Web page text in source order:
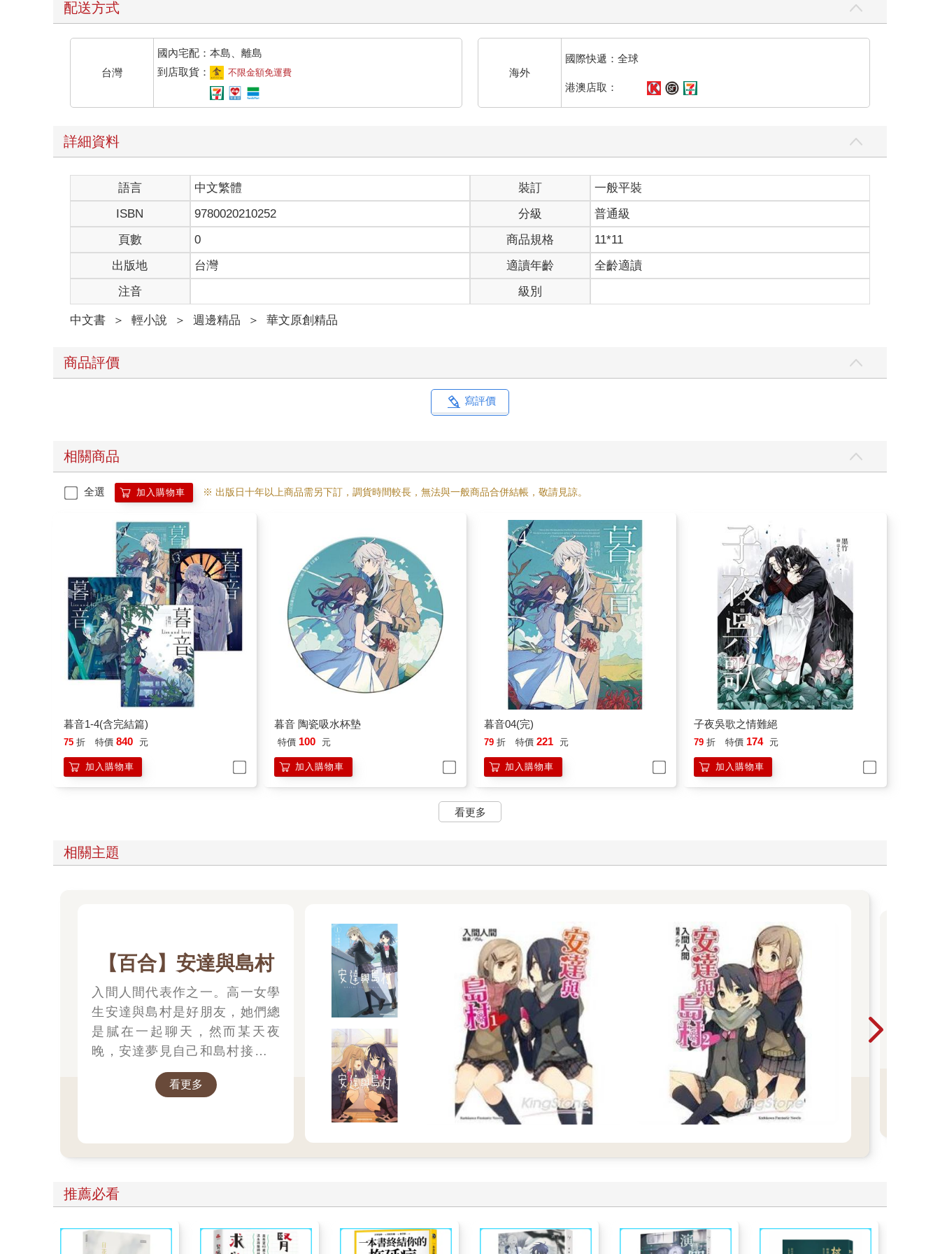
配送方式
台灣
國內宅配：本島、離島
到店取貨：
不限金額免運費 海外
國際快遞：全球
港澳店取：
詳細資料
語言 中文繁體 裝訂
一般平裝
ISBN
9780020210252 分級
普通級
頁數
0 商品規格
11*11
出版地
台灣 適讀年齡
全齡適讀
注音
級別
中文書 ＞ 輕小說 ＞ 週邊精品 ＞ 華文原創精品
商品評價
寫評價
相關商品
全選 加入購物車 ※ 出版日十年以上商品需另下訂，調貨時間較長，無法與一般商品合併結帳，敬請見諒。
暮音1-4(含完結篇)
75 折 特價 840 元
加入購物車
暮音 陶瓷吸水杯墊
特價 100 元
加入購物車
暮音04(完)
79 折 特價 221 元
加入購物車
子夜吳歌之情難絕
79 折 特價 174 元
加入購物車
看更多
相關主題
【百合】安達與島村
入間人間代表作之一。高一女學
生安達與島村是好朋友，她們總
是膩在一起聊天，然而某天夜
晚，安達夢見自己和島村接吻，
因此意識到了一份不一樣的情感!?
看更多
推薦必看